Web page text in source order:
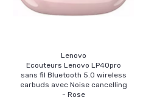
Lenovo
Ecouteurs Lenovo LP40pro
sans fil Bluetooth 5.0 wireless
earbuds avec Noise cancelling
- Rose